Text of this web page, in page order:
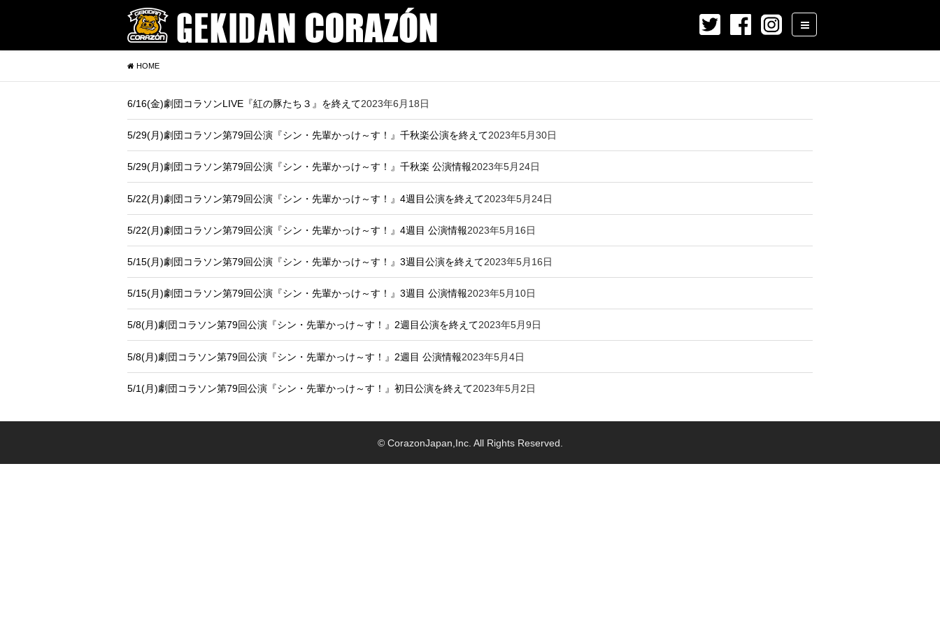
HOME
6/16(金)劇団コラソンLIVE『紅の豚たち３』を終えて2023年6月18日
5/29(月)劇団コラソン第79回公演『シン・先輩かっけ～す！』千秋楽公演を終えて2023年5月30日
5/29(月)劇団コラソン第79回公演『シン・先輩かっけ～す！』千秋楽 公演情報2023年5月24日
5/22(月)劇団コラソン第79回公演『シン・先輩かっけ～す！』4週目公演を終えて2023年5月24日
5/22(月)劇団コラソン第79回公演『シン・先輩かっけ～す！』4週目 公演情報2023年5月16日
5/15(月)劇団コラソン第79回公演『シン・先輩かっけ～す！』3週目公演を終えて2023年5月16日
5/15(月)劇団コラソン第79回公演『シン・先輩かっけ～す！』3週目 公演情報2023年5月10日
5/8(月)劇団コラソン第79回公演『シン・先輩かっけ～す！』2週目公演を終えて2023年5月9日
5/8(月)劇団コラソン第79回公演『シン・先輩かっけ～す！』2週目 公演情報2023年5月4日
5/1(月)劇団コラソン第79回公演『シン・先輩かっけ～す！』初日公演を終えて2023年5月2日
© CorazonJapan,Inc. All Rights Reserved.